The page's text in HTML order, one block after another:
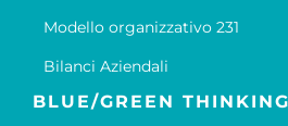
Modello organizzativo 231
Bilanci Aziendali
BLUE/GREEN THINKING